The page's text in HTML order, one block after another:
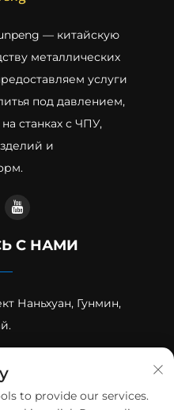
— китайскую
металлических
услуги
под давлением,
станках с ЧПУ,
и
С НАМИ
Наньхуан, Гунмин,
to provide our services.